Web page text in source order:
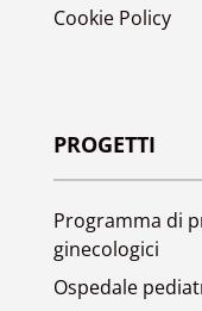
Cookie Policy
PROGETTI
Programma di
ginecologici
Ospedale